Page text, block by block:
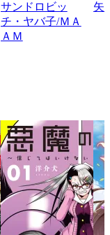
サンドロビッ
チ・ヤバ子/ＭＡ
ＡＭ
矢